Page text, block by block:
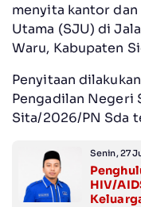
menyita kantor dan
Utama (SJU) di
Waru, Kabupaten
Penyitaan
Pengadilan Negeri
Sita/2026/PN Sda
Senin, 27
HIV/